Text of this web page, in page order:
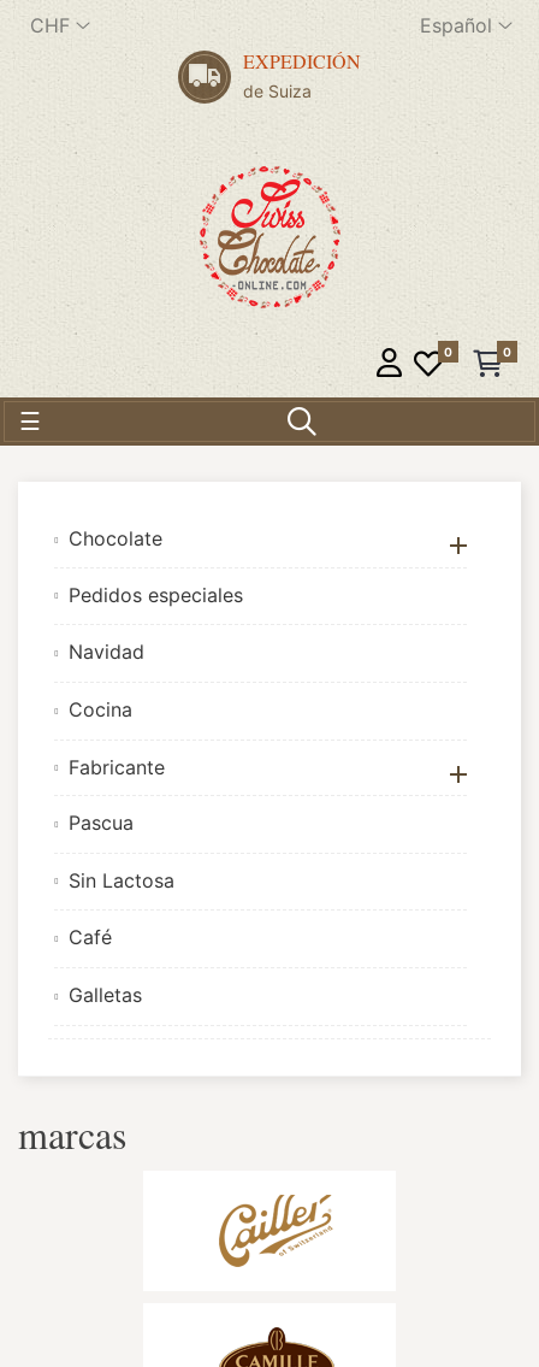
CHF Español
EXPEDICIÓN
de Suiza
0 0
Navegación de palanca
☰
Chocolate 
Pedidos especiales
Navidad
Cocina
Fabricante 
Pascua
Sin Lactosa
Café
Galletas
marcas